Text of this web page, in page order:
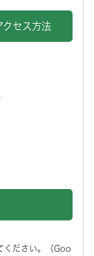
クセス方法
ください。（Goo